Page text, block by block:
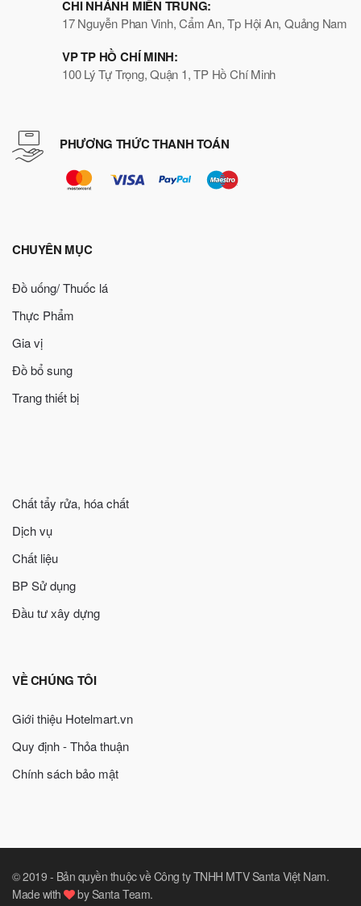
CHI NHÁNH MIỀN TRUNG:
17 Nguyễn Phan Vinh, Cẩm An, Tp Hội An, Quảng Nam
VP TP HỒ CHÍ MINH:
100 Lý Tự Trọng, Quận 1, TP Hồ Chí Minh
PHƯƠNG THỨC THANH TOÁN
CHUYÊN MỤC
Đồ uống/ Thuốc lá
Thực Phẩm
Gia vị
Đồ bổ sung
Trang thiết bị
Chất tẩy rửa, hóa chất
Dịch vụ
Chất liệu
BP Sử dụng
Đầu tư xây dựng
VỀ CHÚNG TÔI
Giới thiệu Hotelmart.vn
Quy định - Thỏa thuận
Chính sách bảo mật
© 2019 - Bản quyền thuộc về Công ty TNHH MTV Santa Việt Nam.
Made with
by Santa Team.